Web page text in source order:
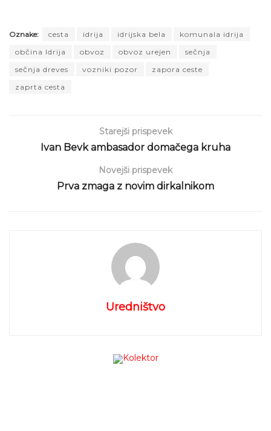
Oznake: cesta idrija idrijska bela
komunala idrija
občina Idrija
obvoz obvoz urejen
sečnja
sečnja dreves
vozniki pozor
zapora ceste
zaprta cesta
Starejši prispevek
Ivan Bevk ambasador domačega kruha
Novejši prispevek
Prva zmaga z novim dirkalnikom
Uredništvo